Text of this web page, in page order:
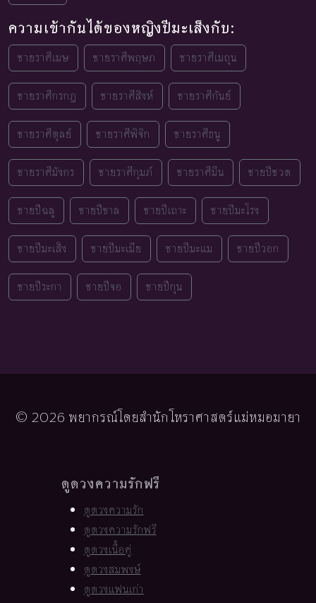
ความเข้ากันได้ของหญิงปีมะเส็งกับ:
ชายราศีเมษ ชายราศีพฤษภ ชายราศีเมถุน
ชายราศีกรกฎ ชายราศีสิงห์ ชายราศีกันย์
ชายราศีตุลย์ ชายราศีพิจิก ชายราศีธนู
ชายราศีมังกร ชายราศีกุมภ์ ชายราศีมีน ชายปีชวด
ชายปีฉลู ชายปีขาล ชายปีเถาะ ชายปีมะโรง
ชายปีมะเส็ง ชายปีมะเมีย ชายปีมะแม ชายปีวอก
ชายปีระกา ชายปีจอ ชายปีกุน
© 2026 พยากรณ์โดยสำนักโหราศาสตร์แม่หมอมายา
ดูดวงความรักฟรี
ดูดวงความรัก
ดูดวงความรักฟรี
ดูดวงเนื้อคู่
ดูดวงสมพงษ์
ดูดวงแฟนเก่า